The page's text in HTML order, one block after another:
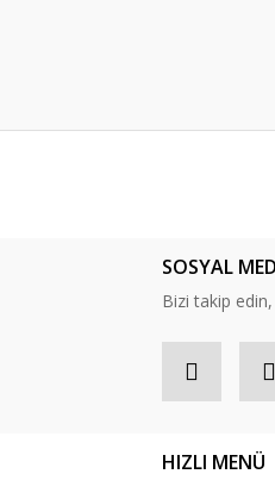
SOSYAL
Bizi takip edin,
HIZLI MENÜ